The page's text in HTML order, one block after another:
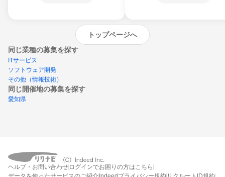
トップページへ
同じ業種の募集を探す
ITサービス
ソフトウェア開発
その他（情報技術）
同じ開催地の募集を探す
愛知県
エントリーするとプログラムの詳細案内を
受け取れるようになります
ヘルプ・お問い合わせ ログインでお困りの方はこちら